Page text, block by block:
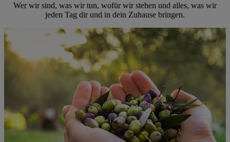
Wer wir sind, was wir tun, wofür wir stehen und alles, was wir
jeden Tag dir und in dein Zuhause bringen.